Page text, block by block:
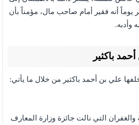
يوماً أنه فقير أمام صاحب مال، مؤمناً بأن
وأدبه.
باكثير
خلفها علي بن أحمد باكثير من خلال ما يأتي:
والغفران التي نالت جائزة وزارة المعارف